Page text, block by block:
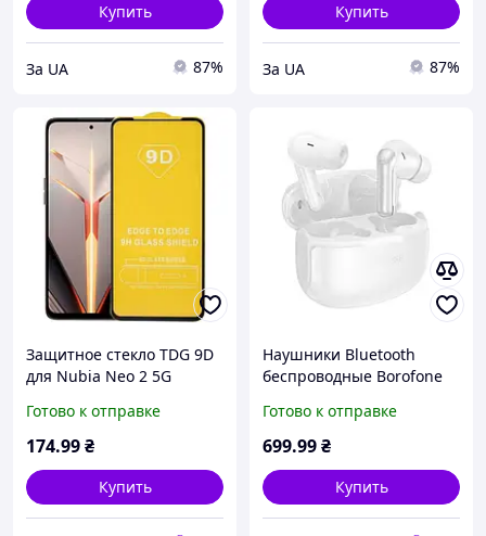
Купить
За UA 87%
Купить
За UA 87%
Защитное стекло TDG 9D
для Nubia Neo 2 5G
проклейка черный
Готово к отправке
174.99₴
Купить
Наушники Bluetooth
беспроводные Borofone
микрофоном и
шумоподавлением
Готово к отправке
699.99₴
Купить